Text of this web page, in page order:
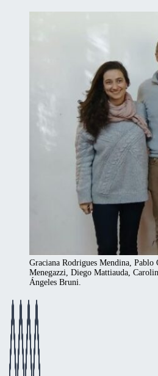
Graciana Rodrigues Mendina,
Menegazzi, Diego Mattiauda,
Ángeles Bruni.